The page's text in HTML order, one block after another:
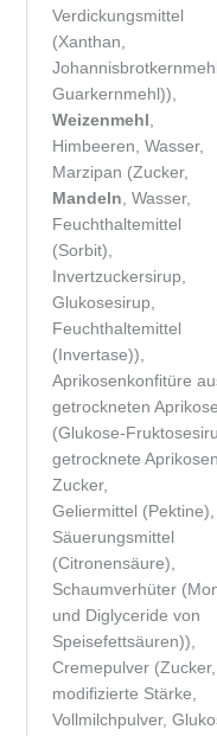
Verdickungsmittel
(Xanthan,
Johannisbrotkernmehl,
Guarkernmehl)),
Weizenmehl
Himbeeren, Wasser,
Marzipan (Zucker,
Mandeln , Wasser,
Feuchthaltemittel
(Sorbit),
Invertzuckersirup,
Glukosesirup,
Feuchthaltemittel
(Invertase)),
Aprikosenkonfitüre
getrockneten
(Glukose-
getrocknete Aprikosen,
Zucker,
Geliermittel (Pektine),
Säuerungsmittel
(Citronensäure),
Schaumverhüter
und Diglyceride von
Speisefettsäuren)),
Cremepulver (Zucker,
modifizierte Stärke,
Vollmilchpulver,